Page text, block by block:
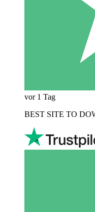
vor 1 Tag
BEST SITE TO